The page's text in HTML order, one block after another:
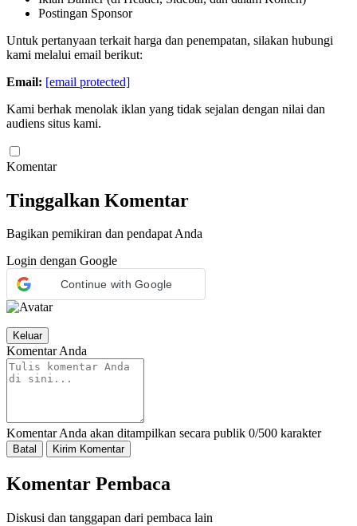
Postingan Sponsor
Untuk pertanyaan terkait harga dan penempatan, silakan hubungi
kami melalui email berikut:
Email: [email protected]
Kami berhak menolak iklan yang tidak sejalan dengan nilai dan
audiens situs kami.
Komentar
Tinggalkan Komentar
Bagikan pemikiran dan pendapat Anda
Login dengan Google
Continue with Google
Keluar
Komentar Anda
Komentar Anda akan ditampilkan secara publik 0/500 karakter
Batal Kirim Komentar
Komentar Pembaca
Diskusi dan tanggapan dari pembaca lain